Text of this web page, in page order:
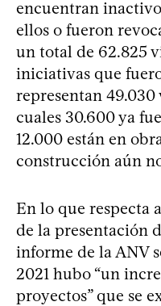
encuentran
ellos o fueron
un total de 62.825
iniciativas que
representan
cuales 30.600 ya
12.000 están en
construcción aún
En lo que respecta
de la presentación
informe de la ANV
2021 hubo “un
proyectos” que se